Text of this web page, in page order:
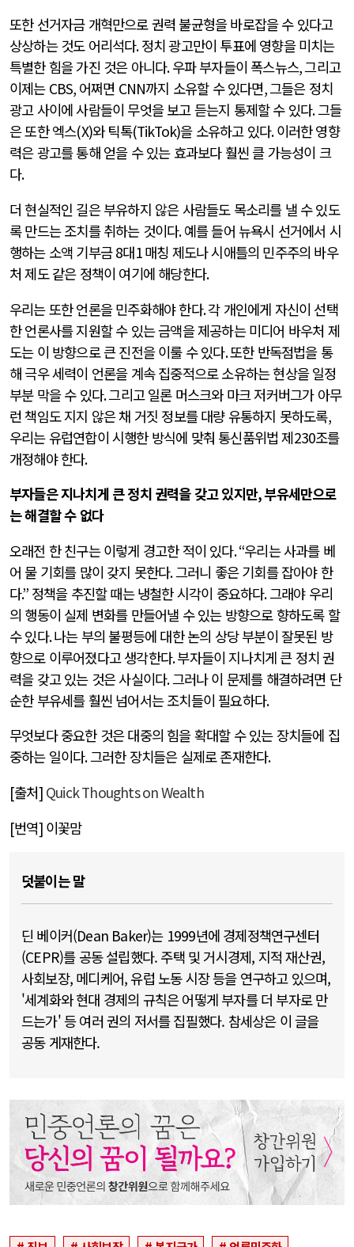
또한 선거자금 개혁만으로 권력 불균형을 바로잡을 수 있다고
상상하는 것도 어리석다.정치 광고만이 투표에 영향을 미치는
특별한 힘을 가진 것은 아니다.우파 부자들이 폭스뉴스,그리고
이제는 CBS, 어쩌면 CNN까지 소유할 수 있다면,그들은 정치
광고 사이에 사람들이 무엇을 보고 듣는지 통제할 수 있다.그들
은 또한 엑스(X)와 틱톡(TikTok)을 소유하고 있다.이러한 영향
력은 광고를 통해 얻을 수 있는 효과보다 훨씬 클 가능성이 크
다.
더 현실적인 길은 부유하지 않은 사람들도 목소리를 낼 수 있도
록 만드는 조치를 취하는 것이다.예를 들어 뉴욕시 선거에서 시
행하는 소액 기부금8대1매칭 제도나 시애틀의 민주주의 바우
처 제도 같은 정책이 여기에 해당한다.
우리는 또한 언론을 민주화해야 한다.각 개인에게 자신이 선택
한 언론사를 지원할 수 있는 금액을 제공하는 미디어 바우처 제
도는 이 방향으로 큰 진전을 이룰 수 있다.또한 반독점법을 통
해 극우 세력이 언론을 계속 집중적으로 소유하는 현상을 일정
부분 막을 수 있다.그리고 일론 머스크와 마크 저커버그가 아무
런 책임도 지지 않은 채 거짓 정보를 대량 유통하지 못하도록,
우리는 유럽연합이 시행한 방식에 맞춰 통신품위법 제230조를
개정해야 한다.
부자들은 지나치게 큰 정치 권력을 갖고 있지만,부유세만으로
는 해결할 수 없다
오래전 한 친구는 이렇게 경고한 적이 있다. “우리는 사과를 베
어 물 기회를 많이 갖지 못한다.그러니 좋은 기회를 잡아야 한
다.” 정책을 추진할 때는 냉철한 시각이 중요하다.그래야 우리
의 행동이 실제 변화를 만들어낼 수 있는 방향으로 향하도록 할
수 있다.나는 부의 불평등에 대한 논의 상당 부분이 잘못된 방
향으로 이루어졌다고 생각한다.부자들이 지나치게 큰 정치 권
력을 갖고 있는 것은 사실이다.그러나 이 문제를 해결하려면 단
순한 부유세를 훨씬 넘어서는 조치들이 필요하다.
무엇보다 중요한 것은 대중의 힘을 확대할 수 있는 장치들에 집
중하는 일이다.그러한 장치들은 실제로 존재한다.
[출처] Quick Thoughts on Wealth
[번역] 이꽃맘
덧붙이는 말
딘 베이커(Dean Baker)는 1999년에 경제정책연구센터
(CEPR)를 공동 설립했다. 주택 및 거시경제, 지적 재산권,
사회보장, 메디케어, 유럽 노동 시장 등을 연구하고 있으며,
'세계화와 현대 경제의 규칙은 어떻게 부자를 더 부자로 만
드는가' 등 여러 권의 저서를 집필했다. 참세상은 이 글을
공동 게재한다.